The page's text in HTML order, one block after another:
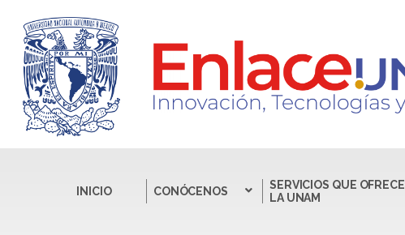
INICIO CONÓCENOS
SERVICIOS QUE OFRECE
LA UNAM